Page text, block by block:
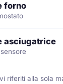
forno
asciugatrice
riferiti alla sola